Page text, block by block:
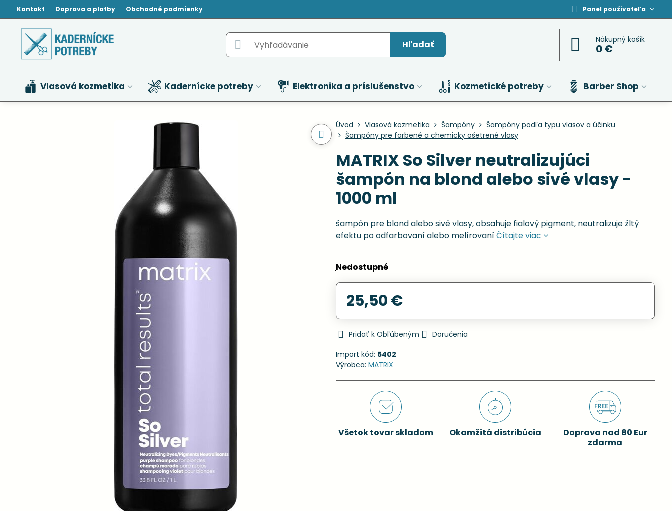
Kontakt Doprava a platby Obchodné podmienky Panel používateľa
Hľadať Nákupný košík
0 €
Vlasová kozmetika Kadernícke potreby Elektronika a príslušenstvo Kozmetické potreby Barber Shop
Úvod Vlasová kozmetika Šampóny
Šampóny podľa typu vlasov a účinku
Šampóny pre farbené a chemicky ošetrené vlasy
MATRIX So Silver neutralizujúci
šampón na blond alebo sivé vlasy -
1000 ml
šampón pre blond alebo sivé vlasy, obsahuje fialový pigment, neutralizuje žltý
efektu po odfarbovaní alebo melírovaníČítajte viac
Nedostupné
25,50 €
Pridať k Obľúbeným
Doručenia
Import kód: 5402
Výrobca: MATRIX
Všetok tovar skladom Okamžitá distribúcia
Doprava nad 80 Eur
zdarma